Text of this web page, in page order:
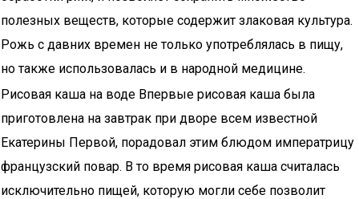
полезных веществ, которые содержит злаковая культура.
Рожь с давних времен не только употреблялась в пищу,
но также использовалась и в народной медицине.
Рисовая каша на воде Впервые рисовая каша была
приготовлена на завтрак при дворе всем известной
Екатерины Первой, порадовал этим блюдом императрицу
французский повар. В то время рисовая каша считалась
исключительно пищей, которую могли себе позволит